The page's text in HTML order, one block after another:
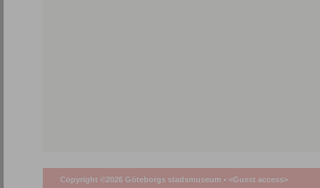
Copyright ©2026 Göteborgs stadsmuseum • <Guest access>